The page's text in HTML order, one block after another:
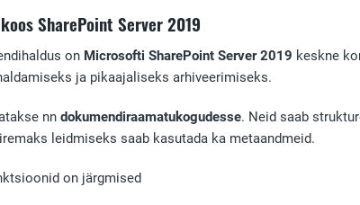
SharePoint Server 2019
on Microsofti SharePoint Server 2019 keskne
ja pikaajaliseks arhiveerimiseks.
nn dokumendiraamatukogudesse. Neid saab
leidmiseks saab kasutada ka metaandmeid.
on järgmised